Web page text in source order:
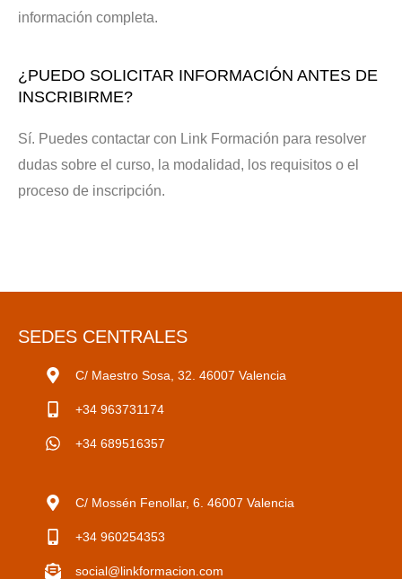
información completa.
¿PUEDO SOLICITAR INFORMACIÓN ANTES DE
INSCRIBIRME?
Sí. Puedes contactar con Link Formación para resolver
dudas sobre el curso, la modalidad, los requisitos o el
proceso de inscripción.
SEDES CENTRALES
C/ Maestro Sosa, 32. 46007 Valencia
+34 963731174
+34 689516357
C/ Mossén Fenollar, 6. 46007 Valencia
+34 960254353
social@linkformacion.com